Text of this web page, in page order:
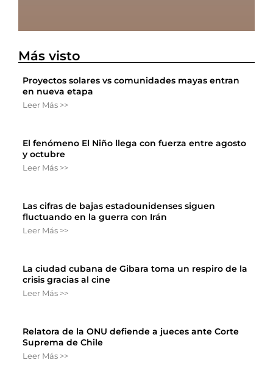
Más visto
Proyectos solares vs comunidades mayas entran
en nueva etapa
Leer Más >>
El fenómeno El Niño llega con fuerza entre agosto
y octubre
Leer Más >>
Las cifras de bajas estadounidenses siguen
fluctuando en la guerra con Irán
Leer Más >>
La ciudad cubana de Gibara toma un respiro de la
crisis gracias al cine
Leer Más >>
Relatora de la ONU defiende a jueces ante Corte
Suprema de Chile
Leer Más >>